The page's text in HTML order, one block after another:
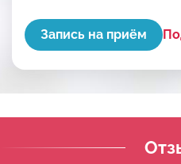
Запись на приём